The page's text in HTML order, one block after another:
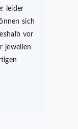
leider
sich
vor
jeweilen